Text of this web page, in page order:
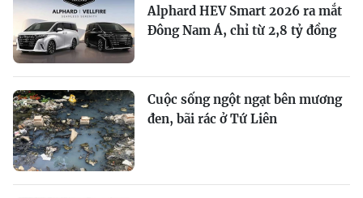
Alphard HEV Smart 2026 ra mắt
Đông Nam Á, chỉ từ 2,8 tỷ đồng
Cuộc sống ngột ngạt bên mương
đen, bãi rác ở Tứ Liên